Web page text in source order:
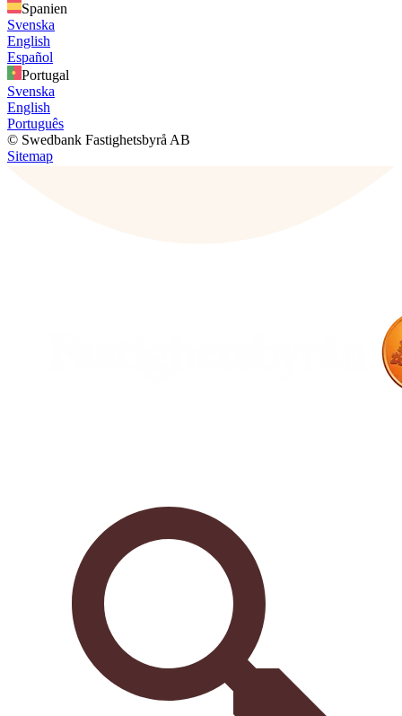
Spanien
Svenska
English
Español
Portugal
Svenska
English
Português
© Swedbank Fastighetsbyrå AB
Sitemap